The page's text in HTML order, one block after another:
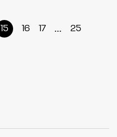
15 16 17 ... 25